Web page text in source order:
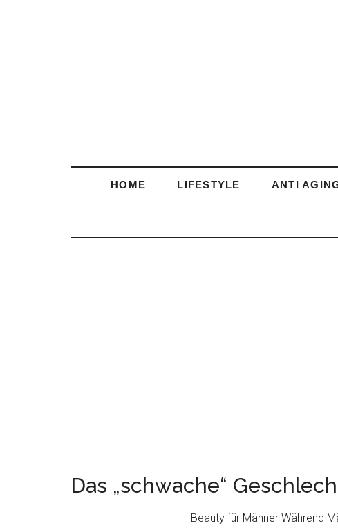
HOME LIFESTYLE ANTI
Das „schwache“
Beauty für Männer Während